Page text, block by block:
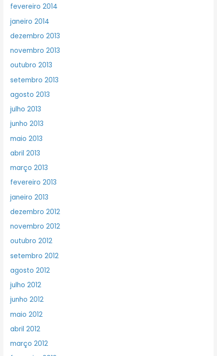
fevereiro 2014
janeiro 2014
dezembro 2013
novembro 2013
outubro 2013
setembro 2013
agosto 2013
julho 2013
junho 2013
maio 2013
abril 2013
março 2013
fevereiro 2013
janeiro 2013
dezembro 2012
novembro 2012
outubro 2012
setembro 2012
agosto 2012
julho 2012
junho 2012
maio 2012
abril 2012
março 2012